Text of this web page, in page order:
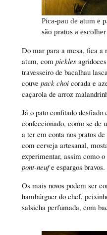
Pica-pau de atum e
são pratos a
Do mar para a mesa, fica a
atum, com pickles
travesseiro de bacalhau
couve pack choicorada e
caçarola de arroz
Já o pato confitado
confeccionado, como se de
a ter em conta nos pratos
com cerveja artesanal,
experimentar, assim como
pont-neufe espargos bravos.
Os mais novos podem ser
hambúrguer do chef,
salsicha perfumada, com